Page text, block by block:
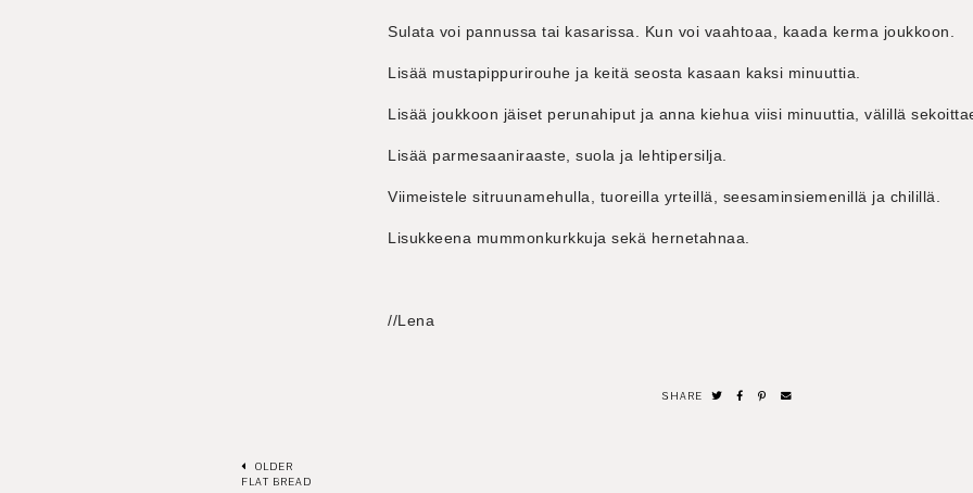
Sulata voi pannussa tai kasarissa. Kun voi vaahtoaa, kaada kerma joukkoon.
Lisää mustapippurirouhe ja keitä seosta kasaan kaksi minuuttia.
Lisää joukkoon jäiset perunahiput ja anna kiehua viisi minuuttia, välillä
Lisää parmesaaniraaste, suola ja lehtipersilja.
Viimeistele sitruunamehulla, tuoreilla yrteillä, seesaminsiemenillä ja chilillä.
Lisukkeena mummonkurkkuja sekä hernetahnaa.
//Lena
SHARE
OLDER
FLAT BREAD